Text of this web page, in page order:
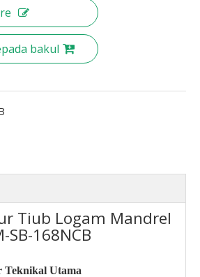
bakul
Tiub Logam Mandrel
SB-168NCB
Teknikal Utama